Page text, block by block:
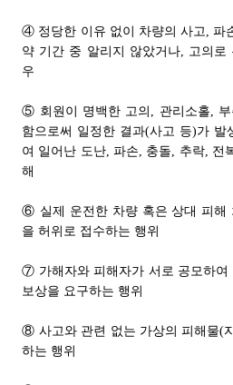
④ 정당한 이유 없이 차량의 사고, 파
약 기간 중 알리지 않았거나, 고의로
우
⑤ 회원이 명백한 고의, 관리소홀, 부
함으로써 일정한 결과(사고 등)가
여 일어난 도난, 파손, 충돌, 추락, 전
해
⑥ 실제 운전한 차량 혹은 상대 피해
을 허위로 접수하는 행위
⑦ 가해자와 피해자가 서로 공모하여
보상을 요구하는 행위
⑧ 사고와 관련 없는 가상의 피해물(
하는 행위